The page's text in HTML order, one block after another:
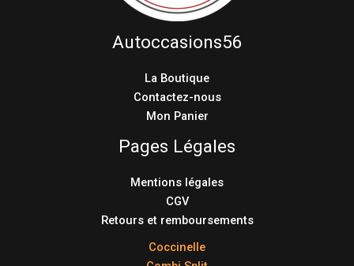
Autoccasions56
La Boutique
Contactez-nous
Mon Panier
Pages Légales
Mentions légales
CGV
Retours et remboursements
Coccinelle